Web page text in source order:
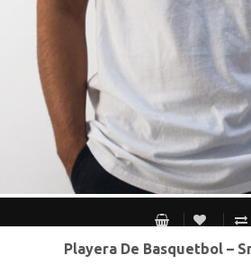
S MEX / XS USA M MEX / S USA G MEX
Playera De Basquetbol –